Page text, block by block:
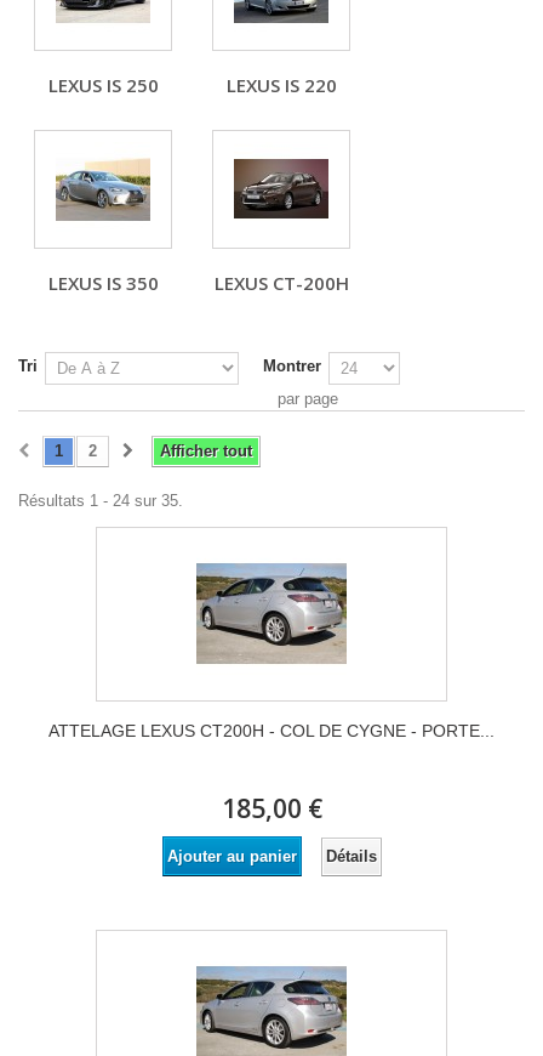
LEXUS IS 250 LEXUS IS 220
LEXUS IS 350 LEXUS CT-200H
Tri
Montrer
par page
Afficher tout
1 2
Résultats 1 - 24 sur 35.
ATTELAGE LEXUS CT200H - COL DE CYGNE - PORTE...
185,00 €
Ajouter au panier Détails